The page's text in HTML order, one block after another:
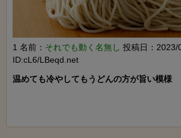
1 名前： それでも動く名無し 投稿日：2023/
ID:cL6/LBeqd.net
温めても冷やしてもうどんの方が旨い模様